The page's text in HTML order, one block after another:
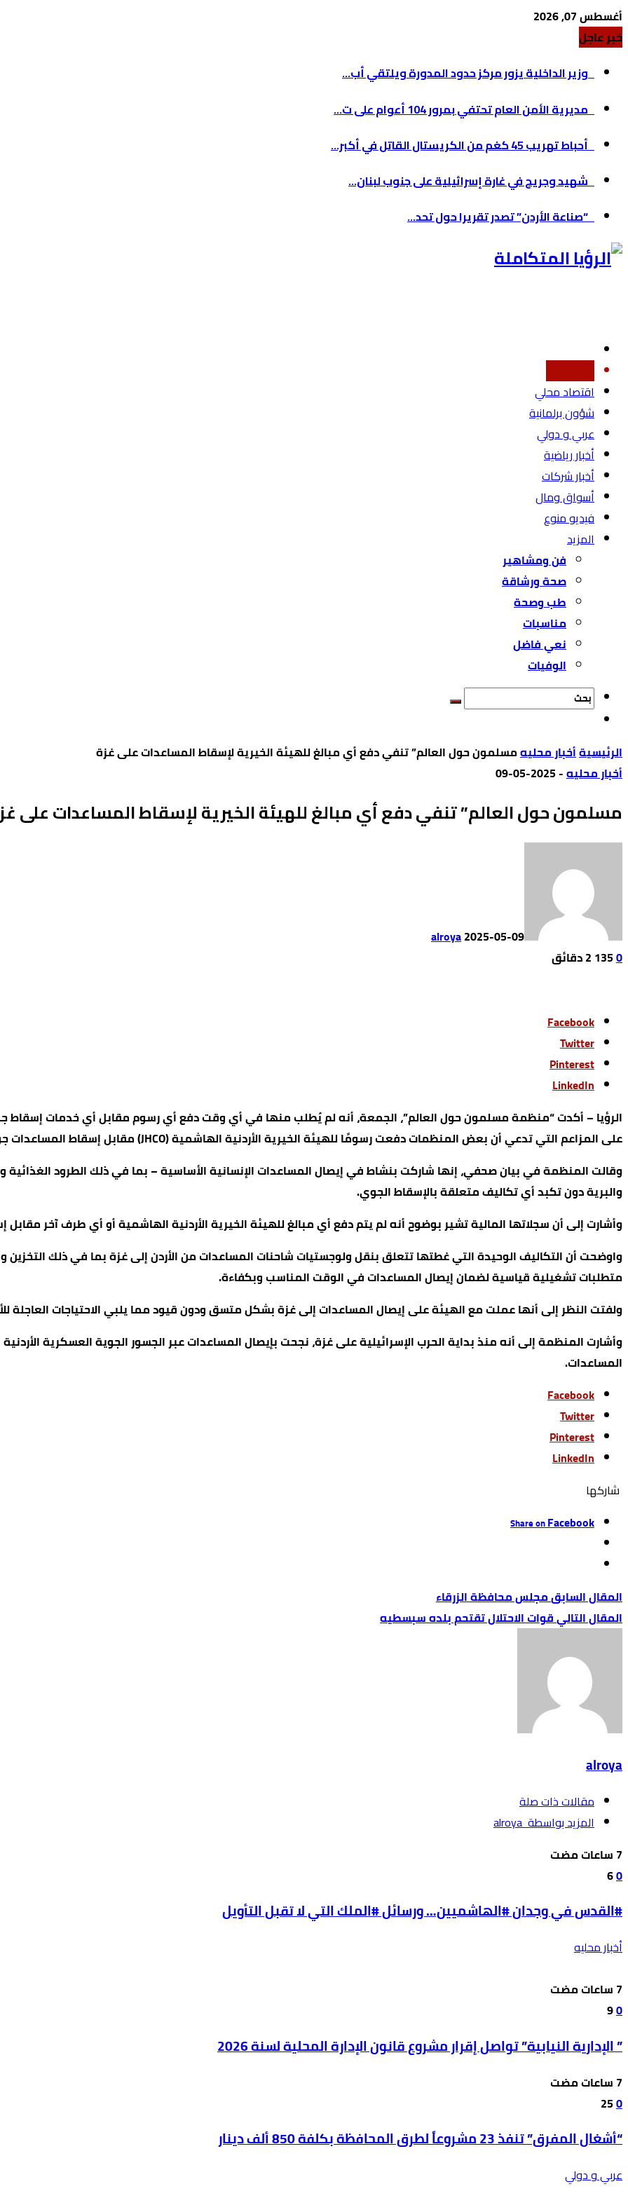
أغسطس 07, 2026
خبر عاجل
وزير الداخلية يزور مركز حدود المدورة ويلتقي أب...
مديرية الأمن العام تحتفي بمرور 104 أعوام على ت...
أحباط تهريب 45 كغم من الكريستال القاتل في أكبر...
شهيد وجريح في غارة إسرائيلية على جنوب لبنان...
“صناعة الأردن” تصدر تقريرا حول تحد...
اقتصاد محلي
شؤون برلمانية
عربي و دولي
أخبار رياضية
أخبار شركات
أسواق ومال
فيديو منوع
المزيد
فن ومشاهير
صحة ورشاقة
طب وصحة
مناسبات
نعي فاضل
الوفيات
‫الرئيسية‬أخبار محليهمسلمون حول العالم” تنفي دفع أي مبالغ للهيئة الخيرية لإسقاط المساعدات على غزة
أخبار محليه-
2025-05-09
مسلمون حول العالم” تنفي دفع أي مبالغ للهيئة الخيرية لإسقاط المساعدات على
alroya2025-05-09
0
135 2 ‫دقائق‬
Facebook
Twitter
Pinterest
LinkedIn
الرؤيا – أكدت “منظمة مسلمون حول العالم”، الجمعة، أنه لم يُطلب منها في أي وقت دفع أي رسوم مقابل أي خدمات إسقاط
على المزاعم التي تدعي أن بعض المنظمات دفعت رسومًا للهيئة الخيرية الأردنية الهاشمية (JHCO) مقابل إسقاط المساعدات جوا إلى غزة
وقالت المنظمة في بيان صحفي، إنها شاركت بنشاط في إيصال المساعدات الإنسانية الأساسية – بما في ذلك الطرود الغذائية
والبرية دون تكبد أي تكاليف متعلقة بالإسقاط الجوي.
وأشارت إلى أن سجلاتها المالية تشير بوضوح أنه لم يتم دفع أي مبالغ للهيئة الخيرية الأردنية الهاشمية أو أي طرف آخر
واوضحت أن التكاليف الوحيدة التي غطتها تتعلق بنقل ولوجستيات شاحنات المساعدات من الأردن إلى غزة بما في ذلك التخزين
متطلبات تشغيلية قياسية لضمان إيصال المساعدات في الوقت المناسب وبكفاءة.
ولفتت النظر إلى أنها عملت مع الهيئة على إيصال المساعدات إلى غزة بشكل متسق ودون قيود مما يلبي الاحتياجات العاجلة
وأشارت المنظمة إلى أنه منذ بداية الحرب الإسرائيلية على غزة، نجحت بإيصال المساعدات عبر الجسور الجوية العسكرية
المساعدات.
Facebook
Twitter
Pinterest
LinkedIn
‫‫ شاركها‬
Share onFacebook
مجلس محافظة الزرقاء
قوات الاحتلال تقتحم بلده سبسطيه
alroya
‫مقالات ذات صلة‬
‫‫المزيد بواسطة‬ ‬ alroya
0
6
#القدس في وجدان #الهاشميين… ورسائل #الملك التي لا تقبل التأويل
أخبار محليه
0
9
” الإدارية النيابية” تواصل إقرار مشروع قانون الإدارة المحلية لسنة 2026
0
25
“أشغال المفرق” تنفذ 23 مشروعاً لطرق المحافظة بكلفة 850 ألف دينار
عربي و دولي